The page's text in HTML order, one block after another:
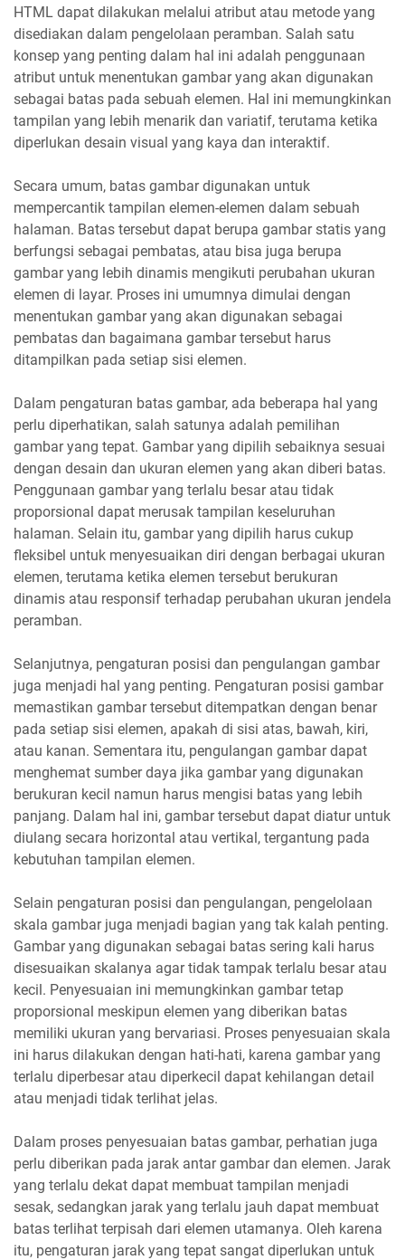
HTML dapat dilakukan melalui atribut atau metode yang
disediakan dalam pengelolaan peramban. Salah satu
konsep yang penting dalam hal ini adalah penggunaan
atribut untuk menentukan gambar yang akan digunakan
sebagai batas pada sebuah elemen. Hal ini memungkinkan
tampilan yang lebih menarik dan variatif, terutama ketika
diperlukan desain visual yang kaya dan interaktif.
Secara umum, batas gambar digunakan untuk
mempercantik tampilan elemen-elemen dalam sebuah
halaman. Batas tersebut dapat berupa gambar statis yang
berfungsi sebagai pembatas, atau bisa juga berupa
gambar yang lebih dinamis mengikuti perubahan ukuran
elemen di layar. Proses ini umumnya dimulai dengan
menentukan gambar yang akan digunakan sebagai
pembatas dan bagaimana gambar tersebut harus
ditampilkan pada setiap sisi elemen.
Dalam pengaturan batas gambar, ada beberapa hal yang
perlu diperhatikan, salah satunya adalah pemilihan
gambar yang tepat. Gambar yang dipilih sebaiknya sesuai
dengan desain dan ukuran elemen yang akan diberi batas.
Penggunaan gambar yang terlalu besar atau tidak
proporsional dapat merusak tampilan keseluruhan
halaman. Selain itu, gambar yang dipilih harus cukup
fleksibel untuk menyesuaikan diri dengan berbagai ukuran
elemen, terutama ketika elemen tersebut berukuran
dinamis atau responsif terhadap perubahan ukuran jendela
peramban.
Selanjutnya, pengaturan posisi dan pengulangan gambar
juga menjadi hal yang penting. Pengaturan posisi gambar
memastikan gambar tersebut ditempatkan dengan benar
pada setiap sisi elemen, apakah di sisi atas, bawah, kiri,
atau kanan. Sementara itu, pengulangan gambar dapat
menghemat sumber daya jika gambar yang digunakan
berukuran kecil namun harus mengisi batas yang lebih
panjang. Dalam hal ini, gambar tersebut dapat diatur untuk
diulang secara horizontal atau vertikal, tergantung pada
kebutuhan tampilan elemen.
Selain pengaturan posisi dan pengulangan, pengelolaan
skala gambar juga menjadi bagian yang tak kalah penting.
Gambar yang digunakan sebagai batas sering kali harus
disesuaikan skalanya agar tidak tampak terlalu besar atau
kecil. Penyesuaian ini memungkinkan gambar tetap
proporsional meskipun elemen yang diberikan batas
memiliki ukuran yang bervariasi. Proses penyesuaian skala
ini harus dilakukan dengan hati-hati, karena gambar yang
terlalu diperbesar atau diperkecil dapat kehilangan detail
atau menjadi tidak terlihat jelas.
Dalam proses penyesuaian batas gambar, perhatian juga
perlu diberikan pada jarak antar gambar dan elemen. Jarak
yang terlalu dekat dapat membuat tampilan menjadi
sesak, sedangkan jarak yang terlalu jauh dapat membuat
batas terlihat terpisah dari elemen utamanya. Oleh karena
itu, pengaturan jarak yang tepat sangat diperlukan untuk